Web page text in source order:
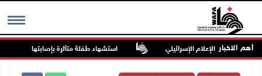
MENU أهم الاخبار
في الإعلام الإسرائيلي استشهاد طفلة متأثرة بإصابتها برصاص